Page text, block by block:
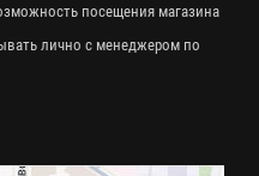
посещения магазина
лично с менеджером по